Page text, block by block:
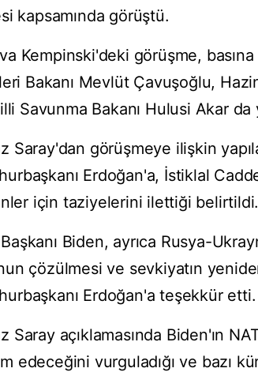
kapsamında görüştü.
Kempinski'deki görüşme,
Bakanı Mevlüt Çavuşoğlu,
Savunma Bakanı Hulusi Akar da
Saray'dan görüşmeye ilişkin
Erdoğan'a, İstiklal
için taziyelerini ilettiği belirtildi.
Biden, ayrıca Rusya-
çözülmesi ve sevkiyatın
Erdoğan'a teşekkür etti.
Saray açıklamasında Biden'ın
edeceğini vurguladığı ve bazı